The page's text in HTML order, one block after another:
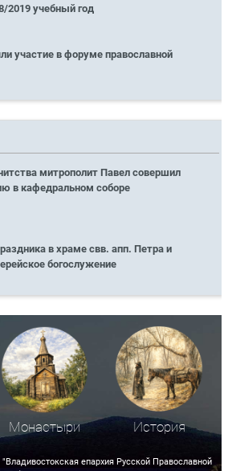
2019 учебный год
участие в форуме православной
митрополит Павел совершил
в кафедральном соборе
в храме свв. апп. Петра и
богослужение
Монастыри История
епархия Русской Православной